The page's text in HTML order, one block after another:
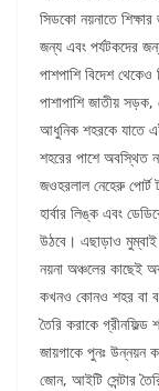
সিডকো নয়নাতে
জন্য এবং পর্যটকদের
পাশপাশি বিদেশ
পাশাপাশি জাতীয়
আধুনিক শহরকে যাতে
শহরের পাশে অবস্থিত
জওহরলাল নেহেরু পোর্ট
হার্বার লিঙ্ক এবং
উঠবে। এছাড়াও মুম্বাই
নয়না অঞ্চলের কাছেই
কখনও কোনও শহর বা
তৈরি করাকে
জায়গাকে পুনঃ উন্নয়ন
জোন, আইটি সেন্টার